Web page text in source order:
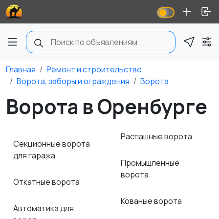
Главная
Ремонт и строительство
Ворота, заборы и ограждения
Ворота
Ворота в Оренбурге
Секционные ворота
для гаража
Откатные ворота
Автоматика для
Распашные ворота
Промышленные
ворота
Кованые ворота